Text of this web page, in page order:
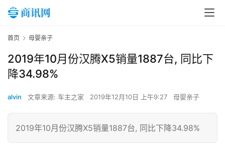
首页 母婴亲子
2019年10月份汉腾X5销量1887台, 同比下
降34.98%
alvin 文章来源: 车主之家 2019年12月10日 上午9:27 母婴亲子
2019年10月份汉腾X5销量1887台, 同比下降34.98%